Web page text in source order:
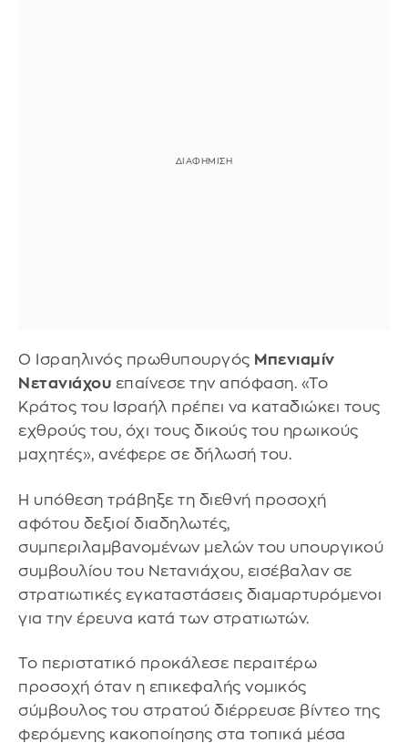
Ο Ισραηλινός πρωθυπουργός Μπενιαμίν
Νετανιάχου επαίνεσε την απόφαση. «Το
Κράτος του Ισραήλ πρέπει να καταδιώκει τους
εχθρούς του, όχι τους δικούς του ηρωικούς
μαχητές», ανέφερε σε δήλωσή του.
Η υπόθεση τράβηξε τη διεθνή προσοχή
αφότου δεξιοί διαδηλωτές,
συμπεριλαμβανομένων μελών του υπουργικού
συμβουλίου του Νετανιάχου, εισέβαλαν σε
στρατιωτικές εγκαταστάσεις διαμαρτυρόμενοι
για την έρευνα κατά των στρατιωτών.
Το περιστατικό προκάλεσε περαιτέρω
προσοχή όταν η επικεφαλής νομικός
σύμβουλος του στρατού διέρρευσε βίντεο της
φερόμενης κακοποίησης στα τοπικά μέσα